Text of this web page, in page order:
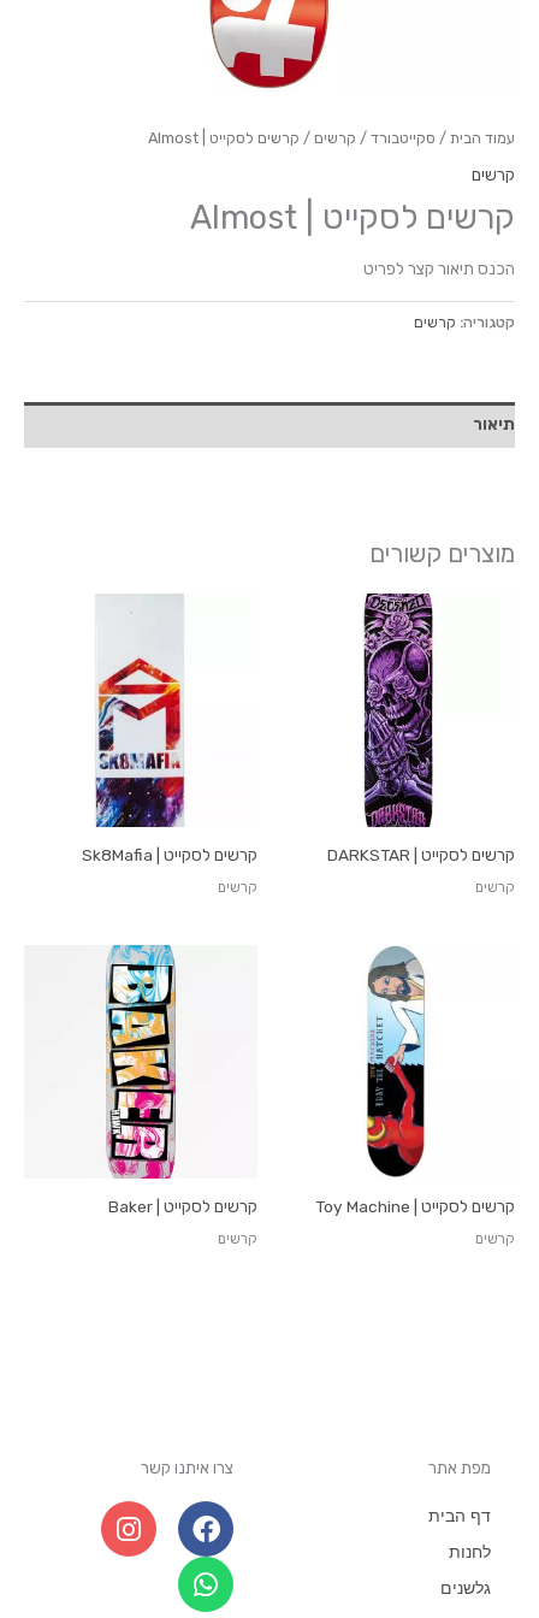
עמוד הבית / סקייטבורד / קרשים / קרשים לסקייט | Almost
קרשים
קרשים לסקייט | Almost
הכנס תיאור קצר לפריט
קטגוריה: קרשים
תיאור
מוצרים קשורים
קרשים לסקייט | DARKSTAR
קרשים
קרשים לסקייט | Sk8Mafia
קרשים
קרשים לסקייט | Toy Machine
קרשים
קרשים לסקייט | Baker
קרשים
מפת אתר
דף הבית
לחנות
גלשנים
צרו איתנו קשר
F
a
c
e
I
n
W
h
a
t